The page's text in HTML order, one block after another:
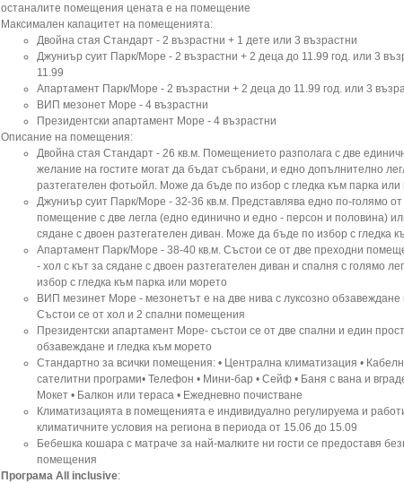
останалите помещения цената е на помещение
Максимален капацитет на помещенията:
Двойна стая Стандарт - 2 възрастни + 1 дете или 3 възрастни
Джуниър суит Парк/Море - 2 възрастни + 2 деца до 11.99 год. или 3
11.99
Апартамент Парк/Море - 2 възрастни + 2 деца до 11.99 год. или 3
ВИП мезонет Море - 4 възрастни
Президентски апартамент Море - 4 възрастни
Описание на помещения:
Двойна стая Стандарт - 26 кв.м. Помещението разполага с две
желание на гостите могат да бъдат събрани, и едно допълнително
разтегателен фотьойл. Може да бъде по избор с гледка към парка или
Джуниър суит Парк/Море - 32-36 кв.м. Представлява едно по-голямо от
помещение с две легла (едно единично и едно - персон и половина)
сядане с двоен разтегателен диван. Може да бъде по избор с гледка
Апартамент Парк/Море - 38-40 кв.м. Състои се от две преходни
- хол с кът за сядане с двоен разтегателен диван и спалня с голямо
избор с гледка към парка или морето
ВИП мезинет Море - мезонетът е на две нива с луксозно обзавеждане
Състои се от хол и 2 спални помещения
Президентски апартамент Море- състои се от две спални и един
обзавеждане и гледка към морето
Стандартно за всички помещения: • Централна климатизация •
сателитни програми• Телефон • Мини-бар • Сейф • Баня с вана и
Мокет • Балкон или тераса • Ежедневно почистване
Климатизацията в помещенията е индивидуално регулируема и
климатичните условия на региона в периода от 15.06 до 15.09
Бебешка кошара с матраче за най-малките ни гости се предоставя
помещения
Програма All inclusive: